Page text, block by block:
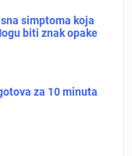
simptoma koja
biti znak opake
za 10 minuta